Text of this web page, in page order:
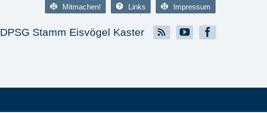
Mitmachen! Links Impressum
DPSG Stamm Eisvögel Kaster